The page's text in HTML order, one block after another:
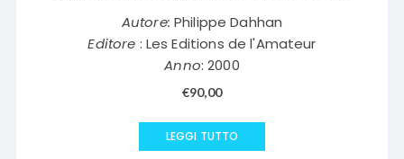
Autore: Philippe Dahhan
Editore : Les Editions de l'Amateur
Anno: 2000
€90,00
LEGGI TUTTO